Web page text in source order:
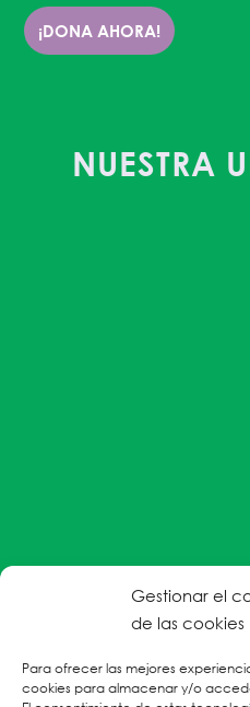
Gestionar el
de las cookies
Para ofrecer las mejores
cookies para almacenar y/o
¡DONA AHORA!
NUESTRA
#EnColectiva estamos
parte del personal
refugiadas, migrantes